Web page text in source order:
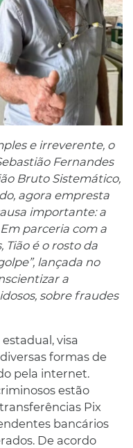
e irreverente, o
Fernandes
Bruto Sistemático,
agora empresta
importante: a
parceria com a
Tião é o rosto da
lançada no
a
sobre fraudes
visa
formas de
pela internet.
estão
Pix
bancários
De acordo